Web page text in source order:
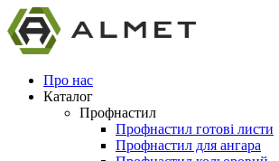
Про нас
Каталог
Профнастил
Профнастил готові листи
Профнастил для ангара